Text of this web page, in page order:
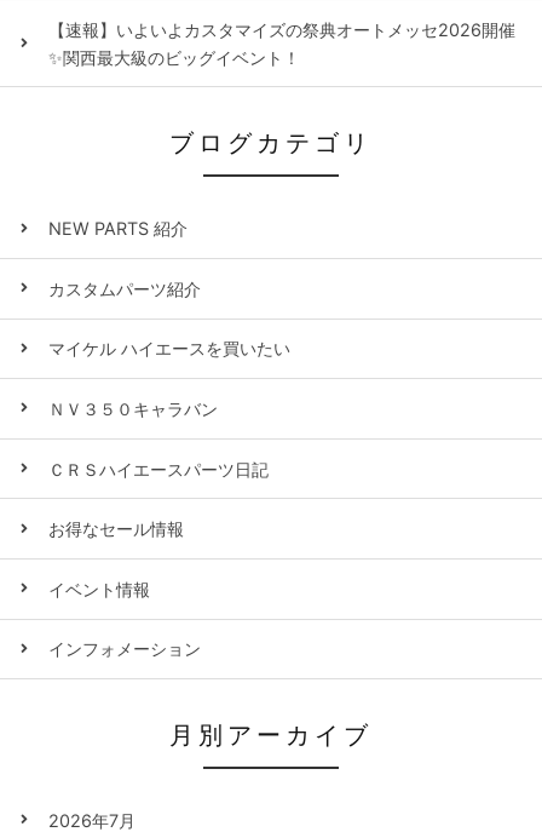
【速報】いよいよカスタマイズの祭典オートメッセ2026開催
✨関西最大級のビッグイベント！
ブログカテゴリ
NEW PARTS 紹介
カスタムパーツ紹介
マイケル ハイエースを買いたい
ＮＶ３５０キャラバン
ＣＲＳハイエースパーツ日記
お得なセール情報
イベント情報
インフォメーション
月別アーカイブ
2026年7月